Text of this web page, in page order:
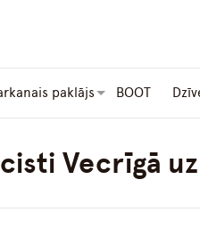
paklājs BOOT
Vecrīgā